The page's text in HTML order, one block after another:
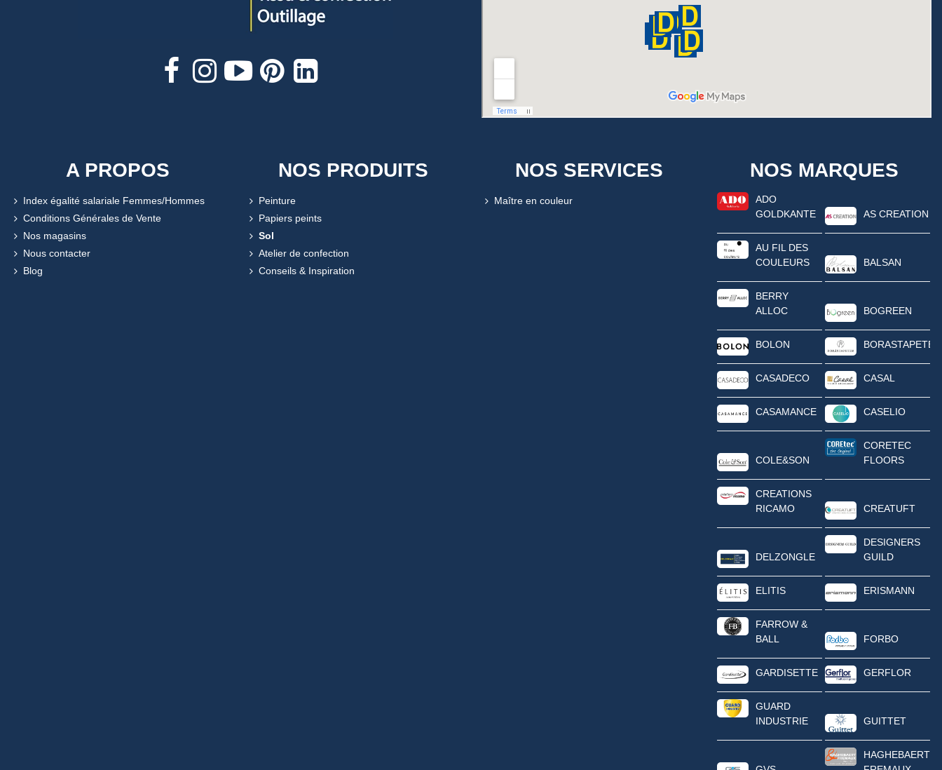
A PROPOS
Index égalité salariale Femmes/Hommes
Conditions Générales de Vente
Nos magasins
Nous contacter
Blog
NOS PRODUITS
Peinture
Papiers peints
Sol
Atelier de confection
Conseils & Inspiration
NOS SERVICES
Maître en couleur
NOS MARQUES
ADO
GOLDKANTE
AS CREATION
AU FIL DES
COULEURS
BALSAN
BERRY
ALLOC
BOGREEN
BOLON BORASTAPETER
CASADECO CASAL
CASAMANCE CASELIO
COLE&SON
CORETEC
FLOORS
CREATIONS
RICAMO
CREATUFT
DELZONGLE
DESIGNERS
GUILD
ELITIS ERISMANN
FARROW &
BALL
FORBO
GARDISETTE GERFLOR
GUARD
INDUSTRIE
GUITTET
HAGHEBAERT